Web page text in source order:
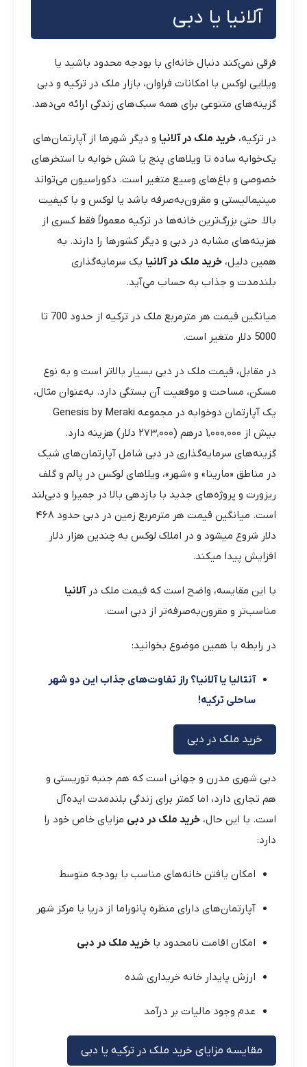
آلانیا یا دبی
فرقی نمی‌کند دنبال خانه‌ای با بودجه محدود باشید یا
ویلایی لوکس با امکانات فراوان، بازار ملک در ترکیه و دبی
گزینه‌های متنوعی برای همه سبک‌های زندگی ارائه می‌دهد.
در ترکیه، خرید ملک در آلانیا و دیگر شهرها از آپارتمان‌های
یک‌خوابه ساده تا ویلاهای پنج یا شش خوابه با استخرهای
خصوصی و باغ‌های وسیع متغیر است. دکوراسیون می‌تواند
مینیمالیستی و مقرون‌به‌صرفه باشد یا لوکس و با کیفیت
بالا. حتی بزرگ‌ترین خانه‌ها در ترکیه معمولاً فقط کسری از
هزینه‌های مشابه در دبی و دیگر کشورها را دارند. به
همین دلیل، خرید ملک در آلانیا یک سرمایه‌گذاری
بلندمدت و جذاب به حساب می‌آید.
میانگین قیمت هر مترمربع ملک در ترکیه از حدود 700 تا
5000 دلار متغیر است.
در مقابل، قیمت ملک در دبی بسیار بالاتر است و به نوع
مسکن، مساحت و موقعیت آن بستگی دارد. به‌عنوان مثال،
یک آپارتمان دوخوابه در مجموعه Genesis by Meraki
بیش از ۱,۰۰۰,۰۰۰ درهم (۲۷۳,۰۰۰ دلار) هزینه دارد.
گزینه‌های سرمایه‌گذاری در دبی شامل آپارتمان‌های شیک
در مناطق «مارینا» و «شهر»، ویلاهای لوکس در پالم و گلف
ریزورت و پروژه‌های جدید با بازدهی بالا در جمیرا و دبی‌لند
است. میانگین قیمت هر مترمربع زمین در دبی حدود ۴۶۸
دلار شروع میشود و در املاک لوکس به چندین هزار دلار
افزایش پیدا میکند.
با این مقایسه، واضح است که قیمت ملک درآلانیا
مناسب‌تر و مقرون‌به‌صرفه‌تر از دبی است.
در رابطه با همین موضوع بخوانید:
آنتالیا یا آلانیا؟ راز تفاوت‌های جذاب این دو شهر
ساحلی ترکیه!
خرید ملک در دبی
دبی شهری مدرن و جهانی است که هم جنبه توریستی و
هم تجاری دارد، اما کمتر برای زندگی بلندمدت ایده‌آل
است. با این حال، خرید ملک در دبی مزایای خاص خود را
دارد:
امکان یافتن خانه‌های مناسب با بودجه متوسط
آپارتمان‌های دارای منظره پانوراما از دریا یا مرکز شهر
امکان اقامت نامحدود با خرید ملک در دبی
ارزش پایدار خانه خریداری شده
عدم وجود مالیات بر درآمد
مقایسه مزایای خرید ملک در ترکیه یا دبی